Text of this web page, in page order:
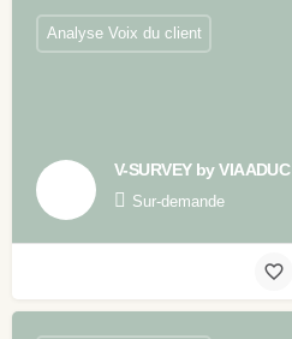
V-SURVEY by VIAADUC
Sur-demande
Analyse Voix du client